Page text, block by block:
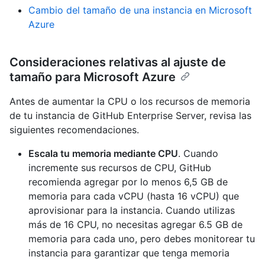
Cambio del tamaño de una instancia en Microsoft
Azure
Consideraciones relativas al ajuste de
tamaño para Microsoft Azure
Antes de aumentar la CPU o los recursos de memoria
de tu instancia de GitHub Enterprise Server, revisa las
siguientes recomendaciones.
Escala tu memoria mediante CPU. Cuando
incremente sus recursos de CPU, GitHub
recomienda agregar por lo menos 6,5 GB de
memoria para cada vCPU (hasta 16 vCPU) que
aprovisionar para la instancia. Cuando utilizas
más de 16 CPU, no necesitas agregar 6.5 GB de
memoria para cada uno, pero debes monitorear tu
instancia para garantizar que tenga memoria